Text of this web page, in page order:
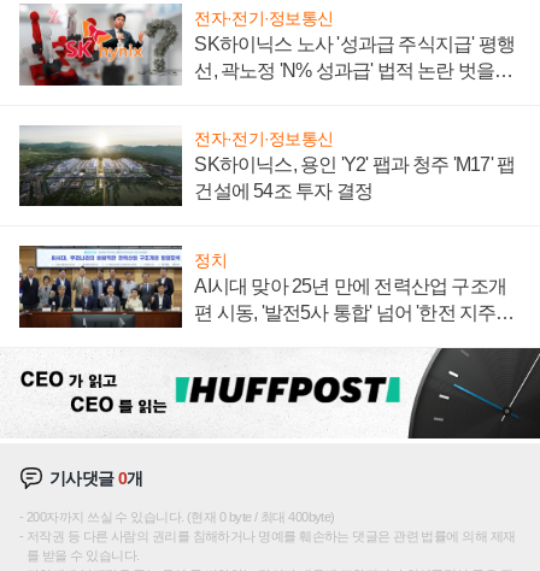
전자·전기·정보통신
SK하이닉스 노사 '성과급 주식지급' 평행
선, 곽노정 'N% 성과급' 법적 논란 벗을지
전자·전기·정보통신
SK하이닉스, 용인 'Y2' 팹과 청주 'M17' 팹
건설에 54조 투자 결정
정치
AI시대 맞아 25년 만에 전력산업 구조개
편 시동, '발전5사 통합' 넘어 '한전 지주사'
기사댓글0개
200자까지 쓰실 수 있습니다. (현재 0 byte / 최대 400byte)
저작권 등 다른 사람의 권리를 침해하거나 명예를 훼손하는 댓글은 관련 법률에 의해 제재
를 받을 수 있습니다.